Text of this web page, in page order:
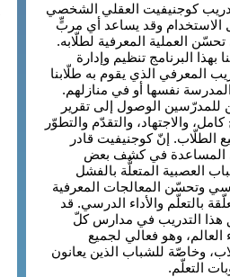
كوجنيفيت العقلي الشخصي
وقد يساعد أي مربٍّ
العملية المعرفية لطلّابه.
بهذا البرنامج تنظيم وإدارة
المعرفي الذي يقوم به طلّابنا
نفسها أو في منازلهم.
للمدرّسين الوصول إلى تقرير
كامل، والاجتهاد، والتقدّم والتطوّر
الطلّاب. إنّ كوجنيفيت قادر
المساعدة في كشف بعض
العصبية المتعلٌّة بالفشل
وتحسّن المعالجات المعرفية
بالتعلّم والأداء الدرسي. قد
هذا التدريب في مدارس كلّ
العالم، وهو فعالي لجميع
وخاصّة للشباب الذين يعانون
التعلّم.